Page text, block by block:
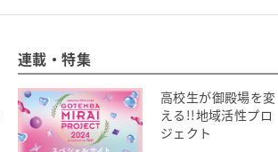
連載・特集
高校生が御殿場を変
える!!地域活性プロ
ジェクト